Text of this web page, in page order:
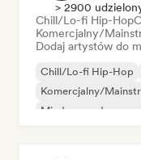
> 2900
Chill/Lo-fi Hip-Hop
Komercjalny/
Dodaj artystów do
Chill/Lo-fi Hip-Hop
Komercjalny/
Międzynarodowy rap